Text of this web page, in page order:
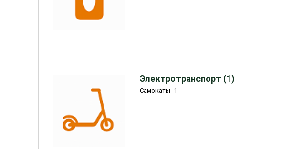
Электротранспорт (1)
Самокаты 1